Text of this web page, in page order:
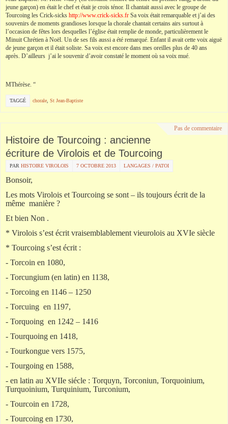
jeune garçon) en était le chef et était je crois ténor. Il chantait aussi avec le groupe de
Tourcoing les Crick-sicks http://www.crick-sicks.fr Sa voix était remarquable et j’ai des
souvenirs de moments grandioses lorsque la chorale chantait certains airs surtout à
l’occasion de fêtes lors desquelles l’église était remplie de monde, particulièrement le
Minuit Chrétien à Noël. Un de ses fils aussi a été remarqué. Enfant il avait cette voix aiguë
de jeune garçon et il était soliste. Sa voix est encore dans mes oreilles plus de 40 ans
après. D’ailleurs j’ai le souvenir d’avoir constaté le moment où sa voix mué.
MThérèse. “
TAGGÉ chorale, St Jean-Baptiste
Pas de commentaire
Histoire de Tourcoing : ancienne
écriture de Virolois et de Tourcoing
PAR HISTOIRE VIROLOIS 7 OCTOBRE 2013 LANGAGES / PATOI
Bonsoir,
Les mots Virolois et Tourcoing se sont – ils toujours écrit de la
même manière ?
Et bien Non .
* Virolois s’est écrit vraisemblablement vieurolois au XVIe siècle
* Tourcoing s’est écrit :
- Torcoin en 1080,
- Torcungium (en latin) en 1138,
- Torcoing en 1146 – 1250
- Torcuing en 1197,
- Torquoing en 1242 – 1416
- Tourquoing en 1418,
- Tourkongue vers 1575,
- Tourgoing en 1588,
- en latin au XVIIe siécle : Torquyn, Torconiun, Torquoinium,
Turquoinium, Turquinium, Turconium,
- Tourcoin en 1728,
- Tourcoing en 1730,